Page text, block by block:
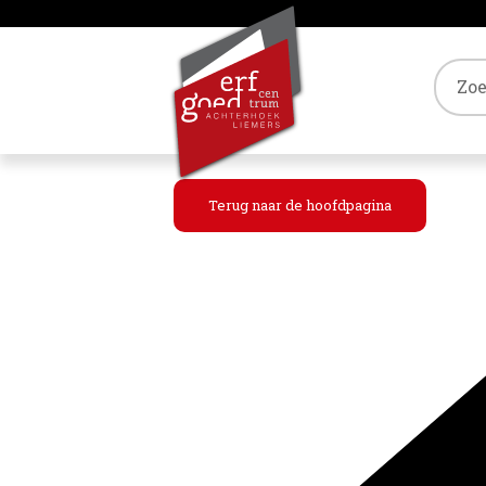
Terug naar de hoofdpagina